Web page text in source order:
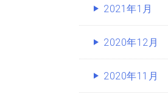
2021年1月
2020年12月
2020年11月